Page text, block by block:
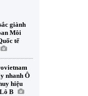
giành
Môi
tế
nhanh Ô
hiệu
B